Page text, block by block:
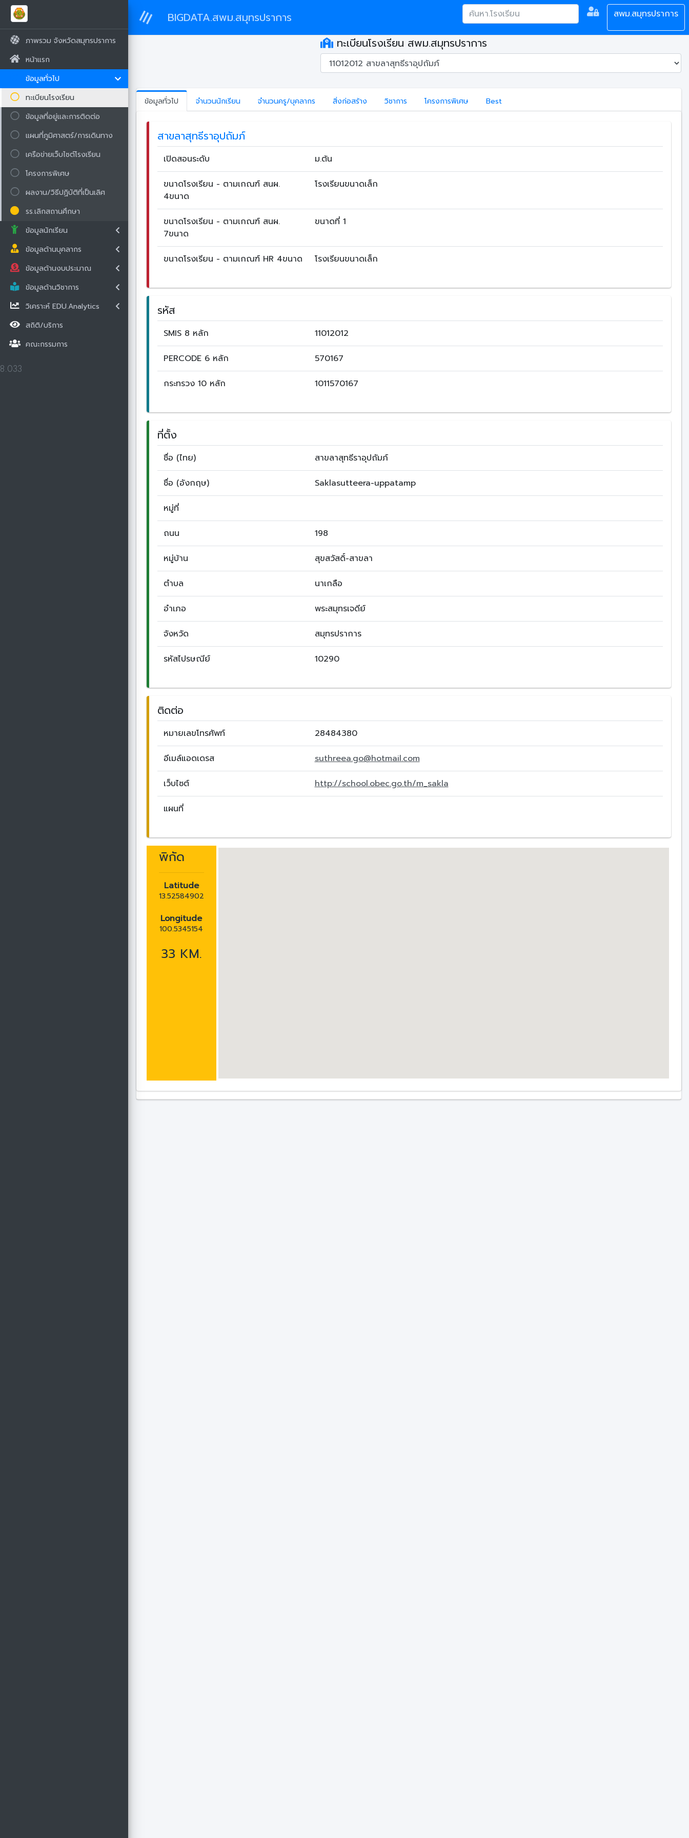
BIGDATA.สพม.สมุทรปราการ สพม.สมุทรปราการ
ภาพรวม จังหวัดสมุทรปราการ
หน้าแรก
ข้อมูลทั่วไป
ทะเบียนโรงเรียน
ข้อมูลที่อยู่และการติดต่อ
แผนที่ภูมิศาสตร์/การเดินทาง
เครือข่ายเว็บไซต์โรงเรียน
โครงการพิเศษ
ผลงาน/วิธีปฏิบัติที่เป็นเลิศ
รร.เลิกสถานศึกษา
ข้อมูลนักเรียน
ข้อมูลด้านบุคลากร
ข้อมูลด้านงบประมาณ
ข้อมูลด้านวิชาการ
วิเคราะห์ EDU.Analytics
สถิติ/บริการ
คณะกรรมการ
8.033
ทะเบียนโรงเรียน สพม.สมุทรปราการ
ข้อมูลทั่วไป จำนวนนักเรียน จำนวนครู/บุคลากร สิ่งก่อสร้าง วิชาการ โครงการพิเศษ Best
สาขลาสุทธีราอุปถัมภ์
เปิดสอนระดับ ม.ต้น
ขนาดโรงเรียน - ตามเกณฑ์ สนผ.
4ขนาด
โรงเรียนขนาดเล็ก
ขนาดโรงเรียน - ตามเกณฑ์ สนผ.
7ขนาด
ขนาดที่ 1
ขนาดโรงเรียน - ตามเกณฑ์ HR 4ขนาด โรงเรียนขนาดเล็ก
รหัส
SMIS 8 หลัก 11012012
PERCODE 6 หลัก 570167
กระทรวง 10 หลัก 1011570167
ที่ตั้ง
ชื่อ (ไทย) สาขลาสุทธีราอุปถัมภ์
ชื่อ (อังกฤษ) Saklasutteera-uppatamp
หมู่ที่
ถนน 198
หมู่บ้าน สุขสวัสดิ์-สาขลา
ตำบล นาเกลือ
อำเภอ พระสมุทรเจดีย์
จังหวัด สมุทรปราการ
รหัสไปรษณีย์ 10290
ติดต่อ
หมายเลขโทรศัพท์ 28484380
อีเมล์แอดเดรส suthreea.go@hotmail.com
เว็บไซต์ http://school.obec.go.th/m_sakla
แผนที่
พิกัด
Latitude
13.52584902
Longitude
100.5345154
33 KM.